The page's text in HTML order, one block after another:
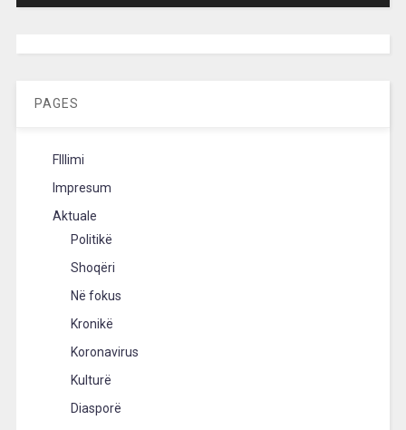
PAGES
FIllimi
Impresum
Aktuale
Politikë
Shoqëri
Në fokus
Kronikë
Koronavirus
Kulturë
Diasporë